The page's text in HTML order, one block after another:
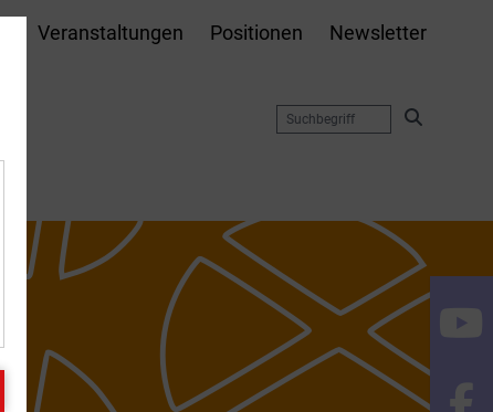
Veranstaltungen Positionen Newsletter